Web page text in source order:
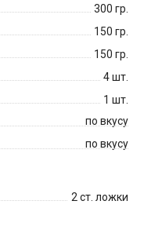
300 гр.
150 гр.
150 гр.
4шт.
1 шт.
по вкусу
по вкусу
2 ст. ложки